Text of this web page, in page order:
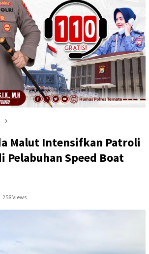
Malut Intensifkan Patroli
Pelabuhan Speed Boat
258 Views